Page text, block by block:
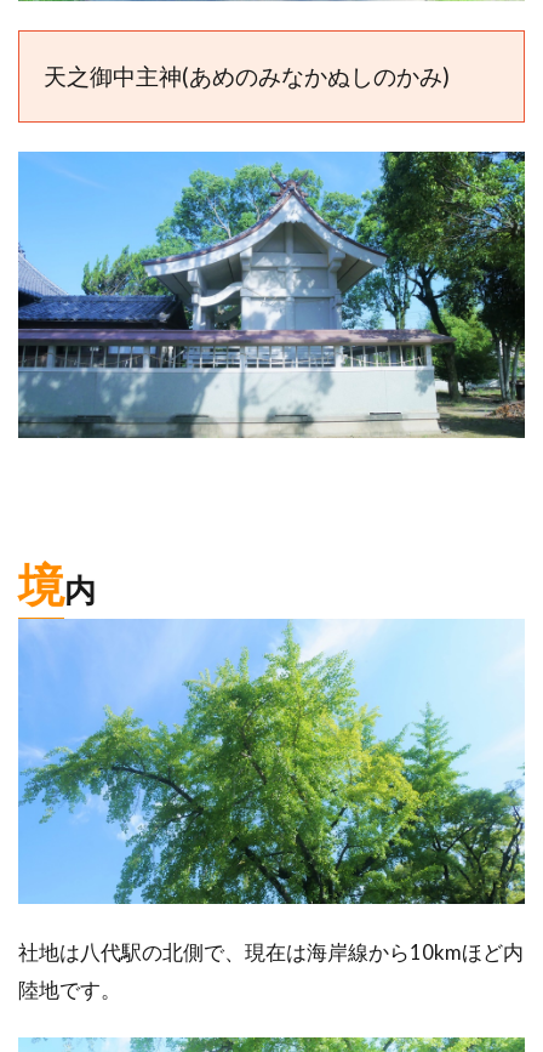
天之御中主神(あめのみなかぬしのかみ)
境内
社地は八代駅の北側で、現在は海岸線から10kmほど内
陸地です。